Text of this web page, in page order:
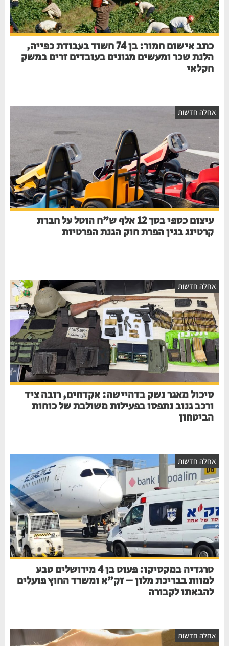
כתב אישום חמור: בן 74 חשוד בעבודת כפייה,
הלנת שכר ומעשים מגונים בעובדים זרים במשק
חקלאי
חדשות
עיצום כספי בסך 12 אלף ש"ח הוטל על חברת
קרטינג בגין הפרת חוק הגנת הפרטיות
חדשות
סיכול מאגר נשק בדהיישה: אקדחים, רובה ציד
ורכב גנוב נתפסו בפעילות משולבת של כוחות
הביטחון
חדשות
טרגדיה במקסיקו: פעוט בן 4 מירושלים טבע
למוות בבריכת מלון – זק"א ומשרד החוץ פועלים
להבאתו לקבורה
חדשות